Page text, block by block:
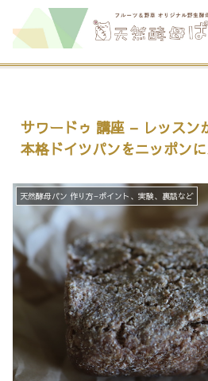
サワードゥ 講座 – レッスン
本格ドイツパンをニッポン
天然酵母パン 作り方−ポイント、実験、裏話など